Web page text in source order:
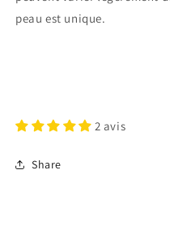
peau est unique.
2 avis
Share